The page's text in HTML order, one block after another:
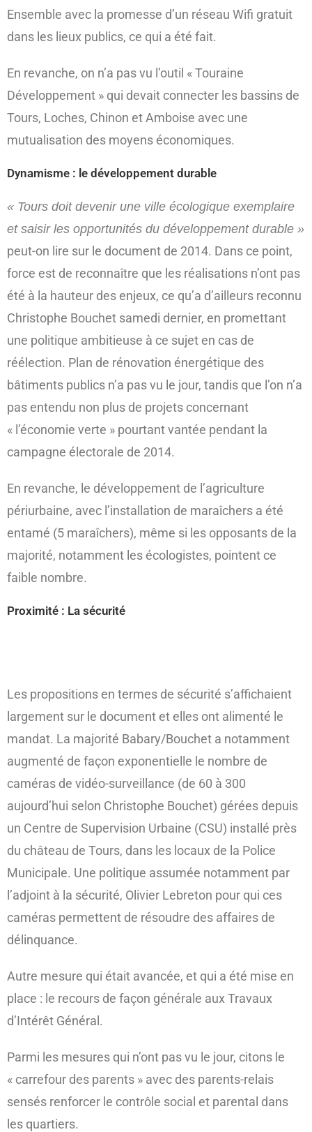
Ensemble avec la promesse d’un réseau Wifi gratuit
dans les lieux publics, ce qui a été fait.
En revanche, on n’a pas vu l’outil « Touraine
Développement » qui devait connecter les bassins de
Tours, Loches, Chinon et Amboise avec une
mutualisation des moyens économiques.
Dynamisme : le développement durable
« Tours doit devenir une ville écologique exemplaire
et saisir les opportunités du développement durable »
peut-on lire sur le document de 2014. Dans ce point,
force est de reconnaître que les réalisations n’ont pas
été à la hauteur des enjeux, ce qu’a d’ailleurs reconnu
Christophe Bouchet samedi dernier, en promettant
une politique ambitieuse à ce sujet en cas de
réélection. Plan de rénovation énergétique des
bâtiments publics n’a pas vu le jour, tandis que l’on n’a
pas entendu non plus de projets concernant
« l’économie verte » pourtant vantée pendant la
campagne électorale de 2014.
En revanche, le développement de l’agriculture
périurbaine, avec l’installation de maraîchers a été
entamé (5 maraîchers), même si les opposants de la
majorité, notamment les écologistes, pointent ce
faible nombre.
Proximité : La sécurité
Les propositions en termes de sécurité s’affichaient
largement sur le document et elles ont alimenté le
mandat. La majorité Babary/Bouchet a notamment
augmenté de façon exponentielle le nombre de
caméras de vidéo-surveillance (de 60 à 300
aujourd’hui selon Christophe Bouchet) gérées depuis
un Centre de Supervision Urbaine (CSU) installé près
du château de Tours, dans les locaux de la Police
Municipale. Une politique assumée notamment par
l’adjoint à la sécurité, Olivier Lebreton pour qui ces
caméras permettent de résoudre des affaires de
délinquance.
Autre mesure qui était avancée, et qui a été mise en
place : le recours de façon générale aux Travaux
d’Intérêt Général.
Parmi les mesures qui n’ont pas vu le jour, citons le
« carrefour des parents » avec des parents-relais
sensés renforcer le contrôle social et parental dans
les quartiers.